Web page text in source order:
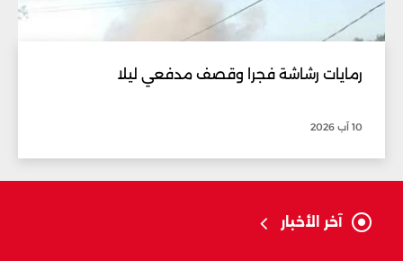
رمايات رشاشة فجرا وقصف مدفعي ليلا
10 آب 2026
آخر الأخبار